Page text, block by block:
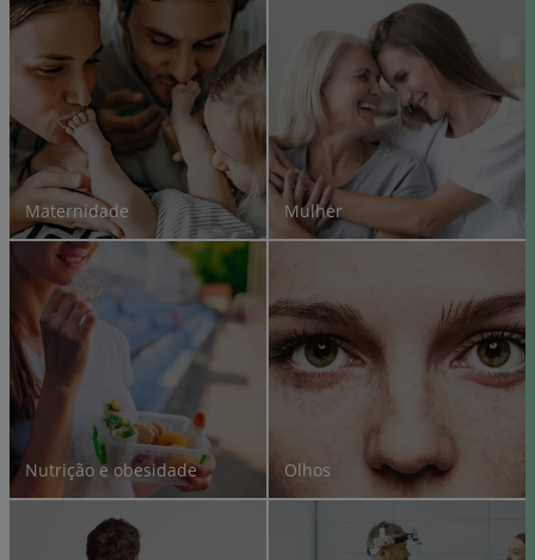
Maternidade Mulher
Nutrição e obesidade Olhos